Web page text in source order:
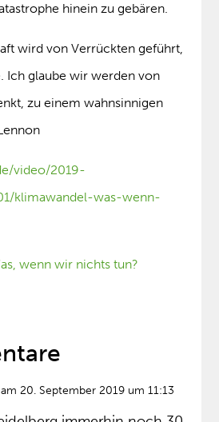
hinein zu gebären.
wird von Verrückten geführt,
Ich glaube wir werden von
zu einem wahnsinnigen
video/2019-
klimawandel-was-wenn-
am 20. September 2019 um 11:13